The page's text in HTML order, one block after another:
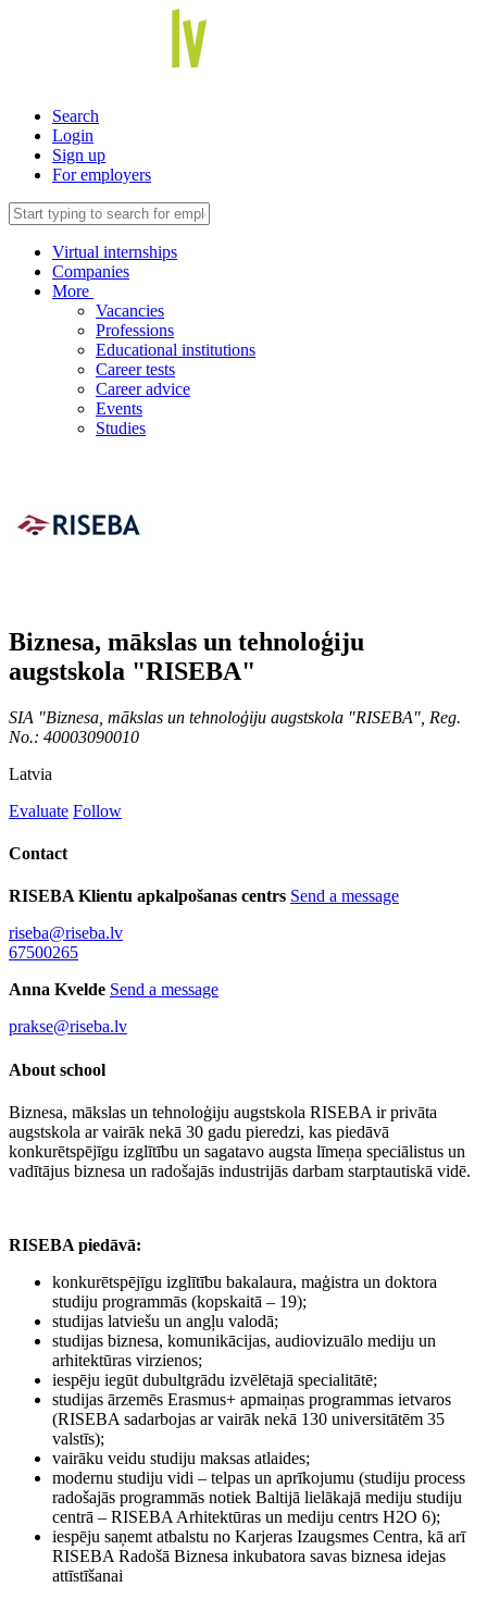
Search
Login
Sign up
For employers
Virtual internships
Companies
More
Vacancies
Professions
Educational institutions
Career tests
Career advice
Events
Studies
Biznesa, mākslas un tehnoloģiju
augstskola "RISEBA"
SIA "Biznesa, mākslas un tehnoloģiju augstskola "RISEBA", Reg.
No.: 40003090010
Latvia
Evaluate Follow
Contact
RISEBA Klientu apkalpošanas centrs Send a message
riseba@riseba.lv
67500265
Anna Kvelde Send a message
prakse@riseba.lv
About school
Biznesa, mākslas un tehnoloģiju augstskola RISEBA ir privāta
augstskola ar vairāk nekā 30 gadu pieredzi, kas piedāvā
konkurētspējīgu izglītību un sagatavo augsta līmeņa speciālistus un
vadītājus biznesa un radošajās industrijās darbam starptautiskā vidē.
RISEBA piedāvā:
konkurētspējīgu izglītību bakalaura, maģistra un doktora
studiju programmās (kopskaitā – 19);
studijas latviešu un angļu valodā;
studijas biznesa, komunikācijas, audiovizuālo mediju un
arhitektūras virzienos;
iespēju iegūt dubultgrādu izvēlētajā specialitātē;
studijas ārzemēs Erasmus+ apmaiņas programmas ietvaros
(RISEBA sadarbojas ar vairāk nekā 130 universitātēm 35
valstīs);
vairāku veidu studiju maksas atlaides;
modernu studiju vidi – telpas un aprīkojumu (studiju process
radošajās programmās notiek Baltijā lielākajā mediju studiju
centrā – RISEBA Arhitektūras un mediju centrs H2O 6);
iespēju saņemt atbalstu no Karjeras Izaugsmes Centra, kā arī
RISEBA Radošā Biznesa inkubatora savas biznesa idejas
attīstīšanai